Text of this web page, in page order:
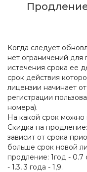
Когда следует
нет ограничений
истечения срока ее
срок действия
лицензии начинает
регистрации
номера).
На какой срок можно
Скидка на
зависит от срока
больше срок новой
продление: 1год - 0.7
- 1.3, 3 года - 1,9.